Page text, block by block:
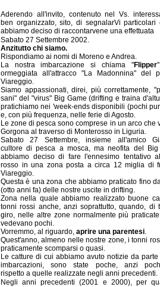
Aderendo all'invito, contenuto nel Vs.
ben organizzato, sito, di segnalarVi particolari
abbiamo deciso di raccontarvene una effettuata
Sabato 27 Settembre 2002.
Anzitutto chi siamo.
Rispondiamo ai nomi di Moreno e Andrea.
La nostra imbarcazione si chiama "Flipper
ormeggiata all'attracco "La Madonnina" del
Viareggio.
Siamo appassionati, direi, più correttamente,
sani" del "virus" Big Game (drifting e traina
pratichiamo nei 'week-ends disponibili (pochi
e, con più frequenza, nelle ferie di Agosto.
Le zone di pesca sono comprese in un arco che
Gorgona al traverso di Monterosso in Liguria.
Sabato 27 Settembre, insieme all'amico
cultore di pesca a mosca, ma neofita del Big
abbiamo deciso di fare l'ennesimo tentativo
rosso in una zona posta a circa 12 miglia di
Viareggio.
Questa è una zona che abbiamo praticato fino
(otto anni fa) delle nostre uscite in drifting.
Zona nella quale abbiamo realizzato buone
tonni rossi anche, anzi soprattutto, quando, di
giro, nelle altre zone normalmente più
vedevano pochi.
Vorremmo, al riguardo, aprire una parentesi.
Quest'anno, almeno nelle nostre zone, i tonni
praticamente scomparsi o quasi.
Le catture di cui abbiamo avuto notizie da
imbarcazioni, sono state poche, anzi
rispetto a quelle realizzate negli anni precedenti.
Negli anni precedenti (2001 e 2000), per